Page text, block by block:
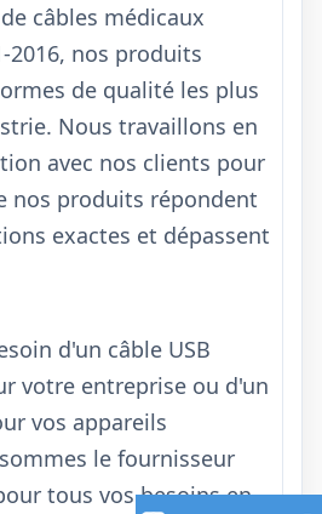
câbles médicaux
2016, nos produits
de qualité les plus
Nous travaillons en
avec nos clients pour
nos produits répondent
exactes et dépassent
d'un câble USB
votre entreprise ou d'un
vos appareils
le fournisseur
tous vos besoins en